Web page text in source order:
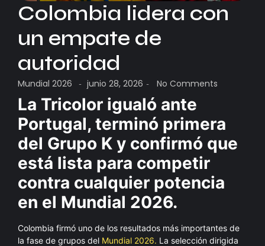
Colombia lidera con
un empate de
autoridad
Mundial 2026 - junio 28, 2026 - No Comments
La Tricolor igualó ante
Portugal, terminó primera
del Grupo K y confirmó que
está lista para competir
contra cualquier potencia
en el Mundial 2026.
Colombia firmó uno de los resultados más importantes de
la fase de grupos del Mundial 2026. La selección dirigida